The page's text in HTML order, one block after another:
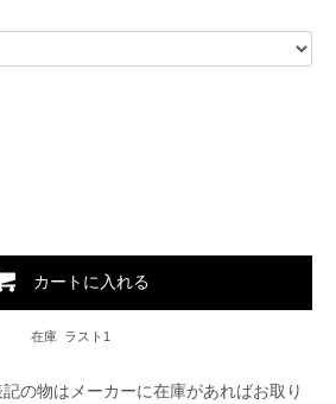
カートに入れる
在庫 ラスト1
の物はメーカーに在庫があればお取り